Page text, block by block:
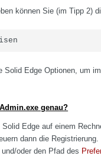
können Sie (im Tipp 2)
Edge Optionen, um
genau?
Edge auf einem
dann die
oder den Pfad des